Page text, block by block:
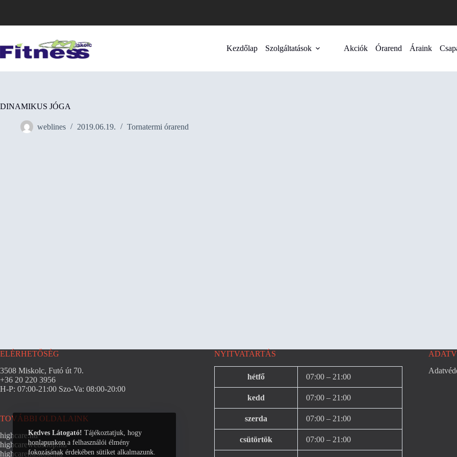
Kedves Látogató! Tájékoztatjuk, hogy
honlapunkon a felhasználói élmény
fokozásának érdekében sütiket alkalmazunk.
Kezdőlap Szolgáltatások Akciók Órarend Áraink
DINAMIKUS JÓGA
weblines 2019.06.19. Tornatermi órarend
ELÉRHETŐSÉG
3508 Miskolc, Futó út 70.
+36 20 220 3956
H-P: 07:00-21:00 Szo-Va: 08:00-20:00
TOVÁBBI OLDALAINK
highcare.hu
highcarewebshop.hu
highcaremiskolc.hu
NYITVATARTÁS
hétfő 07:00 – 21:00
kedd 07:00 – 21:00
szerda 07:00 – 21:00
csütörtök 07:00 – 21:00